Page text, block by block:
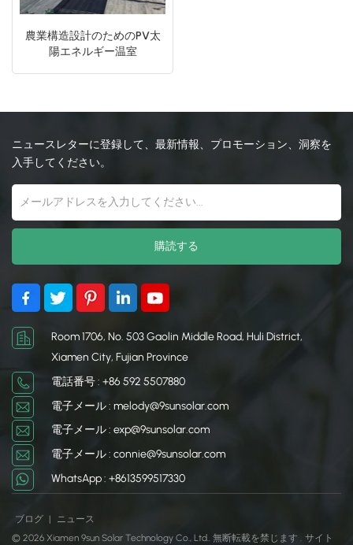
農業構造設計のためのPV太
陽エネルギー温室
ニュースレターに登録して、最新情報、プロモーション、洞察を
入手してください。
Room 1706, No. 503 Gaolin Middle Road, Huli District,
Xiamen City, Fujian Province
電話番号 : +86 592 5507880
電子メール : melody@9sunsolar.com
電子メール : exp@9sunsolar.com
電子メール : connie@9sunsolar.com
WhatsApp : +8613599517330
ブログ |
ニュース
© 2026 Xiamen 9sun Solar Technology Co., Ltd.. 無断転載を禁じます .
サイト